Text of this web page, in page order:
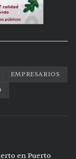
EMPRESARIOS
en Puerto